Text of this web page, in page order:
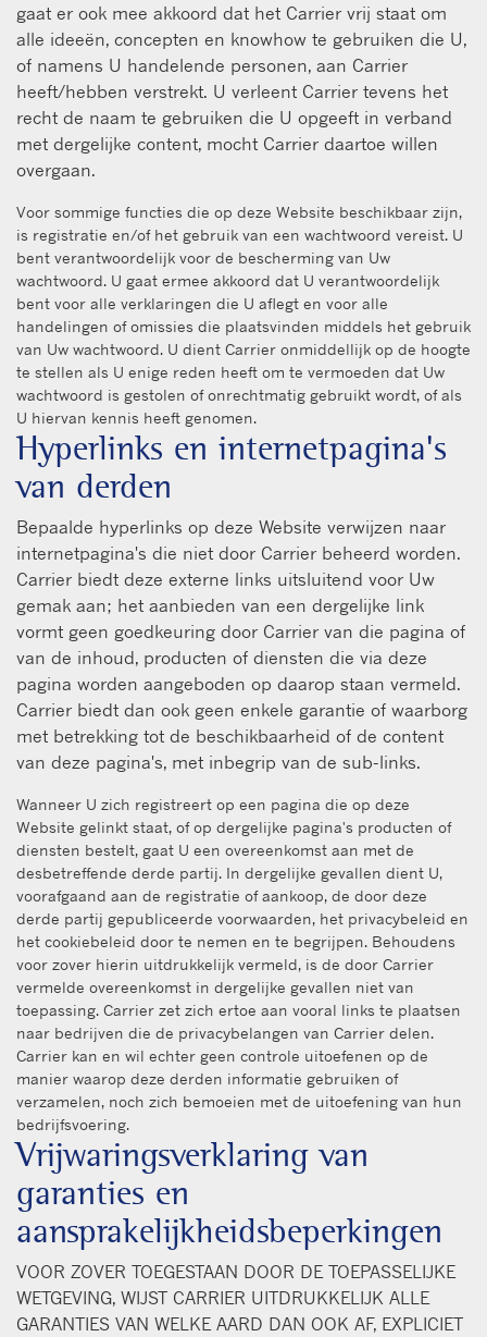
gaat er ook mee akkoord dat het Carrier vrij staat om
alle ideeën, concepten en knowhow te gebruiken die U,
of namens U handelende personen, aan Carrier
heeft/hebben verstrekt. U verleent Carrier tevens het
recht de naam te gebruiken die U opgeeft in verband
met dergelijke content, mocht Carrier daartoe willen
overgaan.
Voor sommige functies die op deze Website beschikbaar zijn,
is registratie en/of het gebruik van een wachtwoord vereist. U
bent verantwoordelijk voor de bescherming van Uw
wachtwoord. U gaat ermee akkoord dat U verantwoordelijk
bent voor alle verklaringen die U aflegt en voor alle
handelingen of omissies die plaatsvinden middels het gebruik
van Uw wachtwoord. U dient Carrier onmiddellijk op de hoogte
te stellen als U enige reden heeft om te vermoeden dat Uw
wachtwoord is gestolen of onrechtmatig gebruikt wordt, of als
U hiervan kennis heeft genomen.
Hyperlinks en internetpagina's
van derden
Bepaalde hyperlinks op deze Website verwijzen naar
internetpagina's die niet door Carrier beheerd worden.
Carrier biedt deze externe links uitsluitend voor Uw
gemak aan; het aanbieden van een dergelijke link
vormt geen goedkeuring door Carrier van die pagina of
van de inhoud, producten of diensten die via deze
pagina worden aangeboden op daarop staan vermeld.
Carrier biedt dan ook geen enkele garantie of waarborg
met betrekking tot de beschikbaarheid of de content
van deze pagina's, met inbegrip van de sub-links.
Wanneer U zich registreert op een pagina die op deze
Website gelinkt staat, of op dergelijke pagina's producten of
diensten bestelt, gaat U een overeenkomst aan met de
desbetreffende derde partij. In dergelijke gevallen dient U,
voorafgaand aan de registratie of aankoop, de door deze
derde partij gepubliceerde voorwaarden, het privacybeleid en
het cookiebeleid door te nemen en te begrijpen. Behoudens
voor zover hierin uitdrukkelijk vermeld, is de door Carrier
vermelde overeenkomst in dergelijke gevallen niet van
toepassing. Carrier zet zich ertoe aan vooral links te plaatsen
naar bedrijven die de privacybelangen van Carrier delen.
Carrier kan en wil echter geen controle uitoefenen op de
manier waarop deze derden informatie gebruiken of
verzamelen, noch zich bemoeien met de uitoefening van hun
bedrijfsvoering.
Vrijwaringsverklaring van
garanties en
aansprakelijkheidsbeperkingen
VOOR ZOVER TOEGESTAAN DOOR DE TOEPASSELIJKE
WETGEVING, WIJST CARRIER UITDRUKKELIJK ALLE
GARANTIES VAN WELKE AARD DAN OOK AF, EXPLICIET